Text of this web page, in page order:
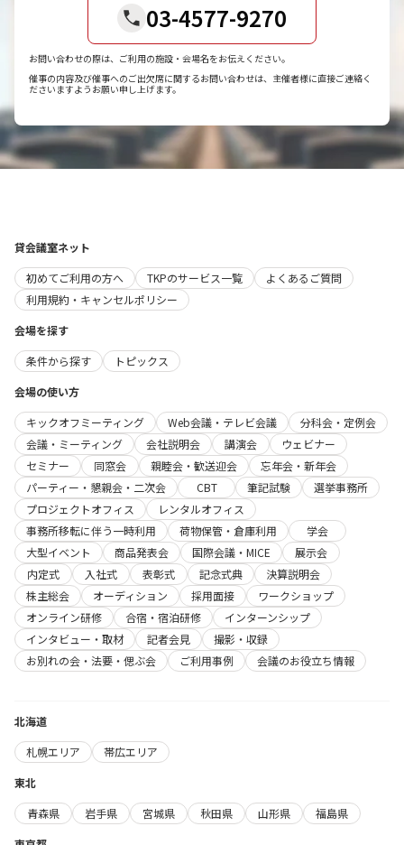
03-4577-9270
お問い合わせの際は、ご利用の施設・会場名をお伝えください。
催事の内容及び催事へのご出欠席に関するお問い合わせは、主催者様に直接ご連絡く
ださいますようお願い申し上げます。
貸会議室ネット
初めてご利用の方へ
TKPのサービス一覧
よくあるご質問
利用規約・キャンセルポリシー
会場を探す
条件から探す
トピックス
会場の使い方
キックオフミーティング
Web会議・テレビ会議
分科会・定例会
会議・ミーティング
会社説明会 講演会
ウェビナー
セミナー
同窓会 親睦会・歓送迎会
忘年会・新年会
パーティー・懇親会・二次会
CBT 筆記試験
選挙事務所
プロジェクトオフィス
レンタルオフィス
事務所移転に伴う一時利用
荷物保管・倉庫利用
学会
大型イベント
商品発表会 国際会議・MICE
展示会
内定式
入社式 表彰式 記念式典
決算説明会
株主総会
オーディション 採用面接
ワークショップ
オンライン研修
合宿・宿泊研修
インターンシップ
インタビュー・取材
記者会見
撮影・収録
お別れの会・法要・偲ぶ会
ご利用事例 会議のお役立ち情報
北海道
札幌エリア
帯広エリア
東北
青森県
岩手県 宮城県 秋田県 山形県
福島県